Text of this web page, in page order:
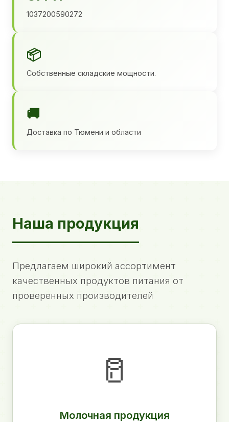
1037200590272
📦
Собственные складские мощности.
🚚
Доставка по Тюмени и области
Наша продукция
Предлагаем широкий ассортимент
качественных продуктов питания от
проверенных производителей
🥛
Молочная продукция